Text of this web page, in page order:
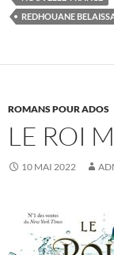
REDHOUANE
ROMANS POUR ADOS
LE ROI
10 MAI 2022